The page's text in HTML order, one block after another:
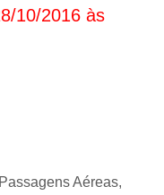
10/2016 às
Passagens Aéreas,